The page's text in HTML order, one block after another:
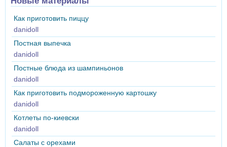
Как приготовить пиццу
danidoll
Постная выпечка
danidoll
Постные блюда из шампиньонов
danidoll
Как приготовить подмороженную картошку
danidoll
Котлеты по-киевски
danidoll
Салаты с орехами